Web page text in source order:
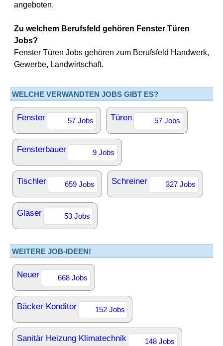
angeboten.
Zu welchem Berufsfeld gehören Fenster Türen
Jobs?
Fenster Türen Jobs gehören zum Berufsfeld Handwerk,
Gewerbe, Landwirtschaft.
WELCHE VERWANDTEN JOBS GIBT ES?
Fenster 57 Jobs Türen 57 Jobs
Fensterbauer 9 Jobs
Tischler 659 Jobs Schreiner 327 Jobs
Glaser 53 Jobs
WEITERE JOB-IDEEN!
Neuer 668 Jobs
Bäcker Konditor 152 Jobs
Sanitär Heizung Klimatechnik 148 Jobs